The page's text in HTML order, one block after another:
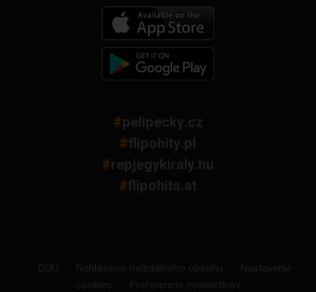
#pelipecky.cz
#flipohity.pl
#repjegykiraly.hu
#flipohits.at
OOÚ Nahlásenie nelegálneho obsahu
Nastavenie
cookies
Preferencie newslettrov